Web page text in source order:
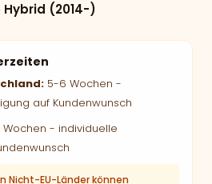
Hybrid (2014-)
5-6 Wochen -
auf Kundenwunsch
- individuelle
Nicht-EU-Länder können